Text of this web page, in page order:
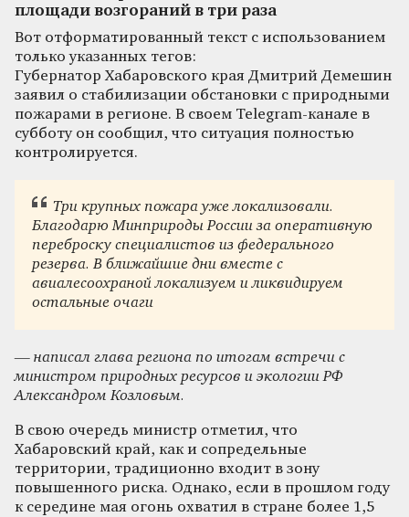
площади возгораний в три раза
Вот отформатированный текст с использованием
только указанных тегов:
Губернатор Хабаровского края Дмитрий Демешин
заявил о стабилизации обстановки с природными
пожарами в регионе. В своем Telegram-канале в
субботу он сообщил, что ситуация полностью
контролируется.
Три крупных пожара уже локализовали.
Благодарю Минприроды России за оперативную
переброску специалистов из федерального
резерва. В ближайшие дни вместе с
авиалесоохраной локализуем и ликвидируем
остальные очаги
— написал глава региона по итогам встречи с
министром природных ресурсов и экологии РФ
Александром Козловым.
В свою очередь министр отметил, что
Хабаровский край, как и сопредельные
территории, традиционно входит в зону
повышенного риска. Однако, если в прошлом году
к середине мая огонь охватил в стране более 1,5